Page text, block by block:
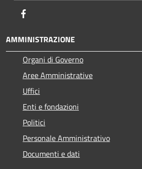
AMMINISTRAZIONE
Organi di Governo
Aree Amministrative
Uffici
Enti e fondazioni
Politici
Personale Amministrativo
Documenti e dati